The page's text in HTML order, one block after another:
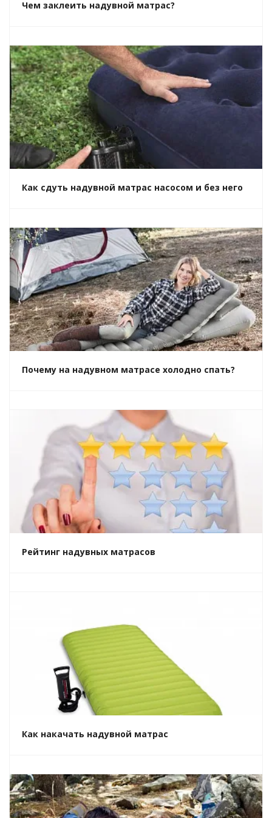
Чем заклеить надувной матрас?
Как сдуть надувной матрас насосом и без него
Почему на надувном матрасе холодно спать?
Рейтинг надувных матрасов
Как накачать надувной матрас